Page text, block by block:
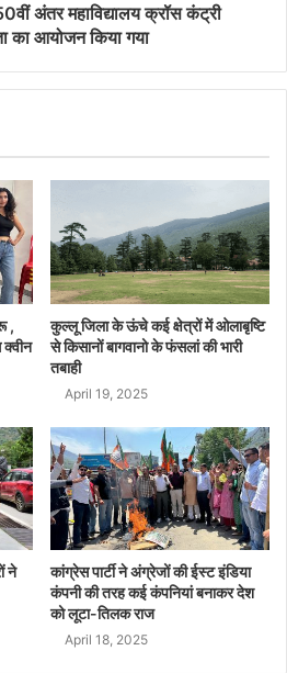
अंतर महाविद्यालय क्रॉस कंट्री
का आयोजन किया गया
,
कुल्लू जिला के ऊंचे कई क्षेत्रों में ओलाबृष्टि
से किसानों बागवानो के फंसलां की भारी
तबाही
April 19, 2025
ने
कांग्रेस पार्टी ने अंग्रेजों की ईस्ट इंडिया
कंपनी की तरह कई कंपनियां बनाकर देश
को लूटा-तिलक राज
April 18, 2025